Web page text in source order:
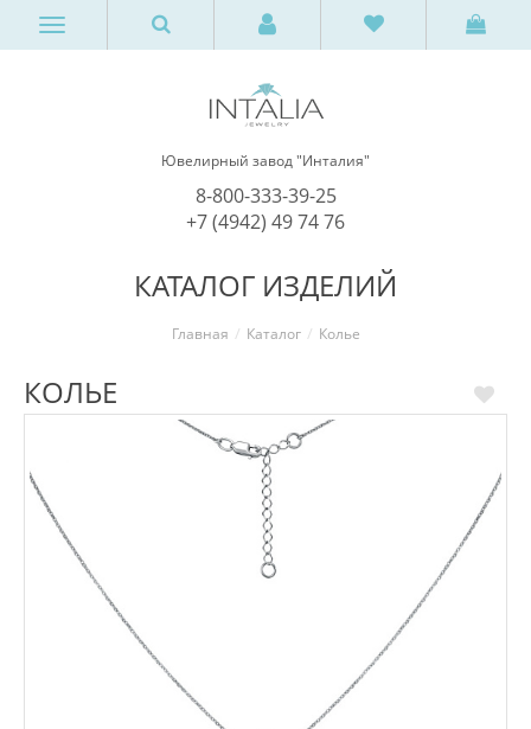
Ювелирный завод "Инталия"
8-800-333-39-25
+7 (4942) 49 74 76
КАТАЛОГ ИЗДЕЛИЙ
Главная Каталог Колье
КОЛЬЕ